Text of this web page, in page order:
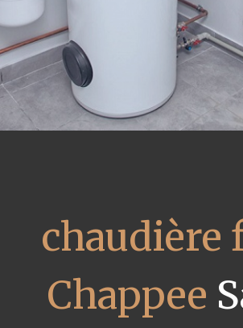
chaudière
Chappee